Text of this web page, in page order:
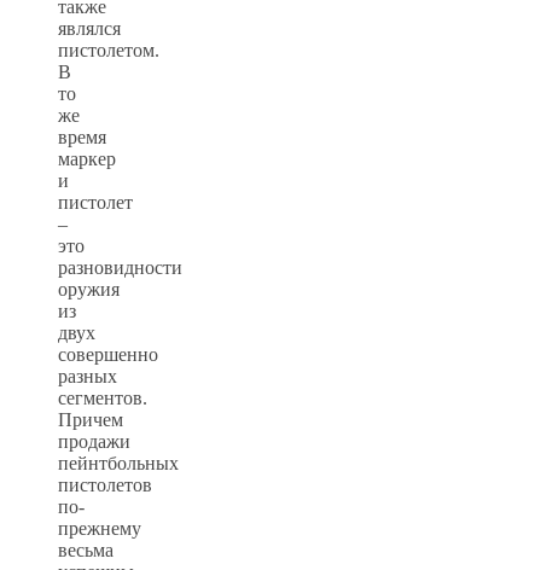
также
являлся
пистолетом.
В
то
же
время
маркер
и
пистолет
–
это
разновидности
оружия
из
двух
совершенно
разных
сегментов.
Причем
продажи
пейнтбольных
пистолетов
по-
прежнему
весьма